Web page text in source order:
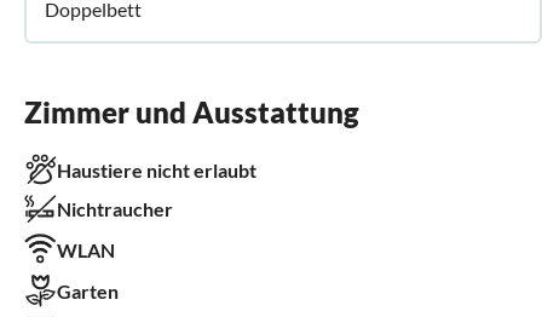
Doppelbett
Zimmer und Ausstattung
Haustiere nicht erlaubt
Nichtraucher
WLAN
Garten